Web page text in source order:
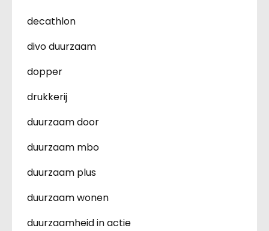
decathlon
divo duurzaam
dopper
drukkerij
duurzaam door
duurzaam mbo
duurzaam plus
duurzaam wonen
duurzaamheid in actie